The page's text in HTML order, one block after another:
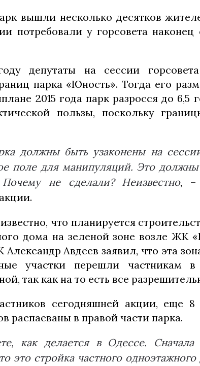
вышли несколько десятков
потребовали у горсовета наконец
депутаты на сессии
парка «Юность». Тогда его
2015 года парк разросся до 6,5
пользы, поскольку
должны быть узаконены на
поле для манипуляций. Это
не сделали? Неизвестно, –
что планируется
дома на зеленой зоне возле ЖК
Александр Авдеев заявил, что эта
участки перешли частникам
так как на то есть все
сегодняшней акции, еще 8
распаеваны в правой части парка.
как делается в Одессе. Сначала
это стройка частного